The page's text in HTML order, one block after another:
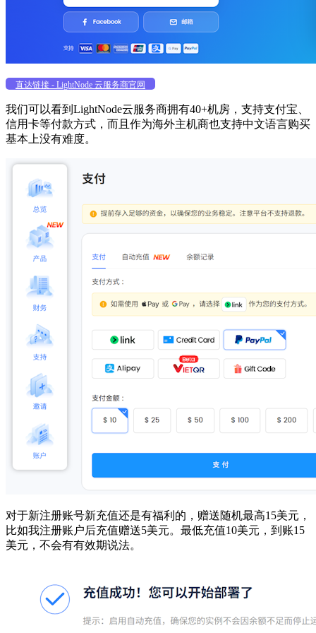
直达链接 - LightNode 云服务商官网
我们可以看到LightNode云服务商拥有40+机房，支持支付宝、
信用卡等付款方式，而且作为海外主机商也支持中文语言购买
基本上没有难度。
对于新注册账号新充值还是有福利的，赠送随机最高15美元，
比如我注册账户后充值赠送5美元。最低充值10美元，到账15
美元，不会有有效期说法。